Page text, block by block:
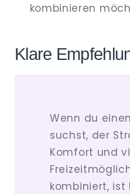
kombinieren
Klare
Wenn du
suchst, der
Komfort und
kombiniert, ist